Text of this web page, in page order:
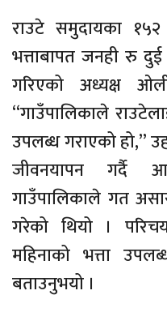
राउटे समुदायका
भत्ताबापत जनही रु
गरिएको अध्यक्ष
“गाउँपालिकाले
उपलब्ध गराएको हो,”
जीवनयापन गर्दै
गाउँपालिकाले गत
गरेको थियो ।
महिनाको भत्ता
बताउनुभयो ।